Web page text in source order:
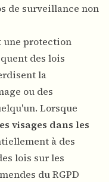
de surveillance non
une protection
des lois
la
ou des
Lorsque
visages dans les
à des
lois sur les
du RGPD